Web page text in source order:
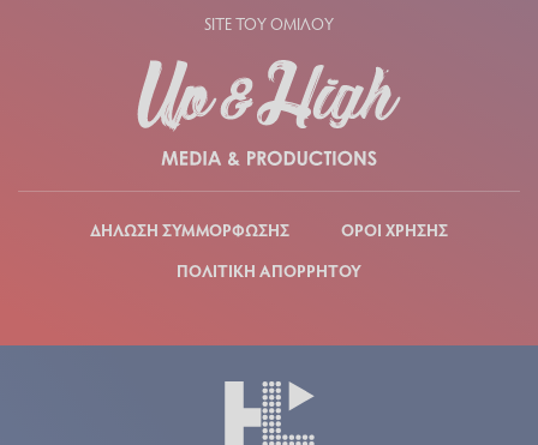
SITE ΤΟΥ ΟΜΙΛΟΥ
ΔΗΛΩΣΗ ΣΥΜΜΟΡΦΩΣΗΣ
ΟΡΟΙ ΧΡΗΣΗΣ
ΠΟΛΙΤΙΚΗ ΑΠΟΡΡΗΤΟΥ